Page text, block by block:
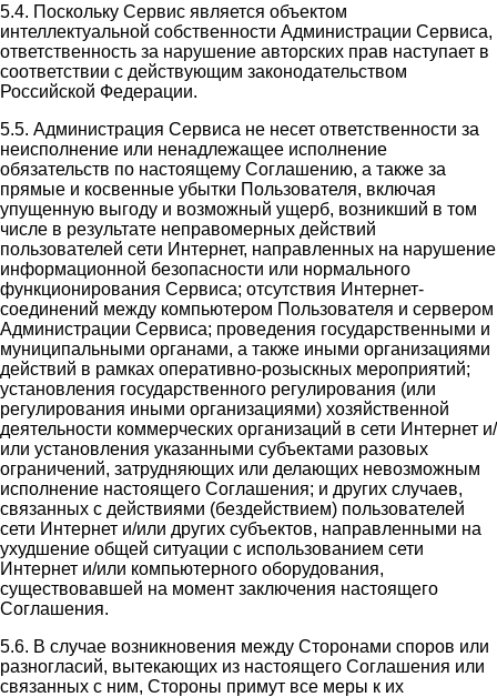
5.4. Поскольку Сервис является объектом
интеллектуальной собственности Администрации Сервиса,
ответственность за нарушение авторских прав наступает в
соответствии с действующим законодательством
Российской Федерации.
5.5. Администрация Сервиса не несет ответственности за
неисполнение или ненадлежащее исполнение
обязательств по настоящему Соглашению, а также за
прямые и косвенные убытки Пользователя, включая
упущенную выгоду и возможный ущерб, возникший в том
числе в результате неправомерных действий
пользователей сети Интернет, направленных на нарушение
информационной безопасности или нормального
функционирования Сервиса; отсутствия Интернет-
соединений между компьютером Пользователя и сервером
Администрации Сервиса; проведения государственными и
муниципальными органами, а также иными организациями
действий в рамках оперативно-розыскных мероприятий;
установления государственного регулирования (или
регулирования иными организациями) хозяйственной
деятельности коммерческих организаций в сети Интернет и/
или установления указанными субъектами разовых
ограничений, затрудняющих или делающих невозможным
исполнение настоящего Соглашения; и других случаев,
связанных с действиями (бездействием) пользователей
сети Интернет и/или других субъектов, направленными на
ухудшение общей ситуации с использованием сети
Интернет и/или компьютерного оборудования,
существовавшей на момент заключения настоящего
Соглашения.
5.6. В случае возникновения между Сторонами споров или
разногласий, вытекающих из настоящего Соглашения или
связанных с ним, Стороны примут все меры к их